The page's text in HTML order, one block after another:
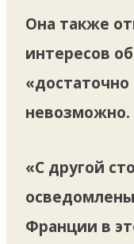
Она также
интересов
невозможно.
«С другой
Франции в